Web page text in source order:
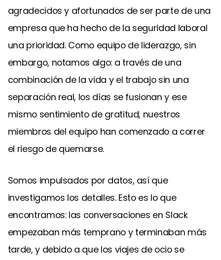
agradecidos y afortunados de ser parte de una
empresa que ha hecho de la seguridad laboral
una prioridad. Como equipo de liderazgo, sin
embargo, notamos algo: a través de una
combinación de la vida y el trabajo sin una
separación real, los días se fusionan y ese
mismo sentimiento de gratitud, nuestros
miembros del equipo han comenzado a correr
el riesgo de quemarse.
Somos impulsados por datos, así que
investigamos los detalles. Esto es lo que
encontramos: las conversaciones en Slack
empezaban más temprano y terminaban más
tarde, y debido a que los viajes de ocio se